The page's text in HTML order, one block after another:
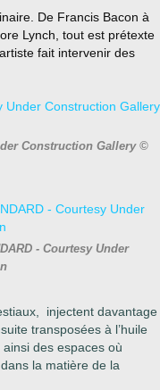
De Francis Bacon à
Lynch, tout est prétexte
fait intervenir des
Construction Gallery ©
- Courtesy Under
injectent davantage
transposées à l’huile
ainsi des espaces où
la matière de la